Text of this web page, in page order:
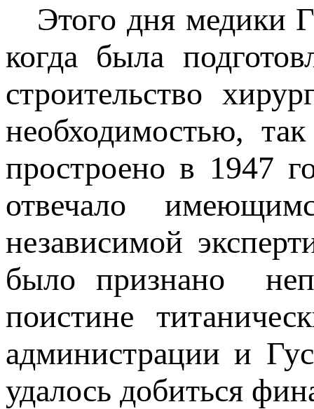
Этого дня медики
когда была
строительство
необходимостью,
простроено в 1947
отвечало
независимой
было признано
поистине
администрации и
удалось добиться